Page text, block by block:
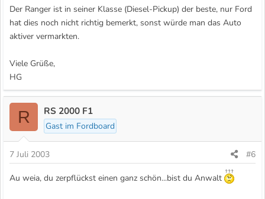
Der Ranger ist in seiner Klasse (Diesel-Pickup) der beste, nur Ford
hat dies noch nicht richtig bemerkt, sonst würde man das Auto
aktiver vermarkten.
Viele Grüße,
HG
R RS 2000 F1
Gast im Fordboard
7 Juli 2003 #6
Au weia, du zerpflückst einen ganz schön...bist du Anwalt